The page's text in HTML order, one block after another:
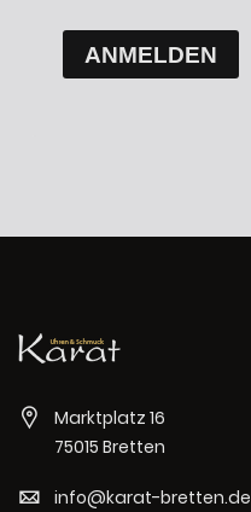
ANMELDEN
Marktplatz 16
75015 Bretten
info@karat-bretten.de